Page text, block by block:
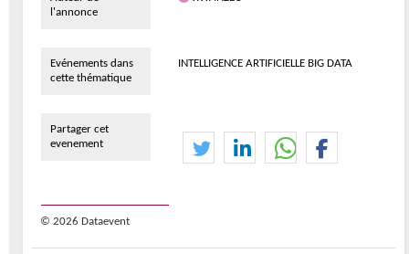
l'annonce
Evénements dans
cette thématique
INTELLIGENCE ARTIFICIELLE BIG DATA
Partager cet
evenement
© 2026 Dataevent